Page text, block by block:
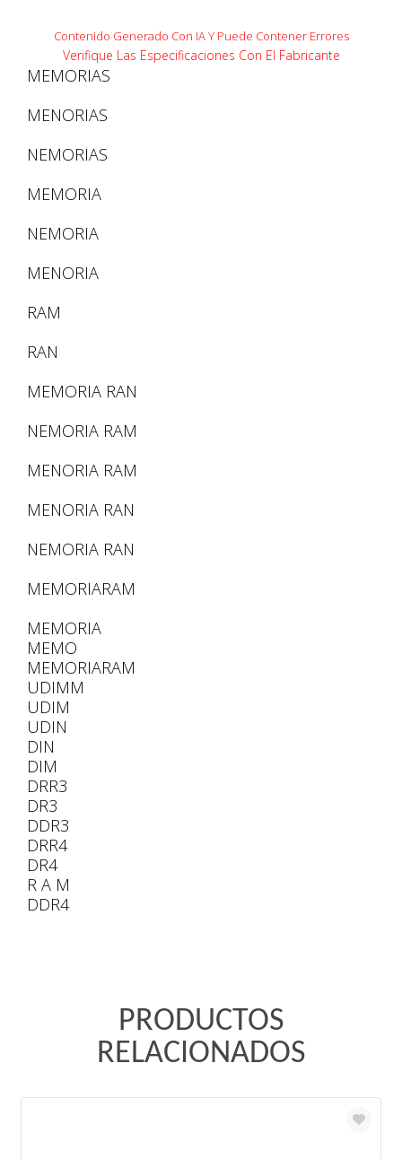
Contenido Generado Con IA Y Puede Contener Errores
Verifique Las Especificaciones Con El Fabricante
MEMORIAS
MENORIAS
NEMORIAS
MEMORIA
NEMORIA
MENORIA
RAM
RAN
MEMORIA RAN
NEMORIA RAM
MENORIA RAM
MENORIA RAN
NEMORIA RAN
MEMORIARAM
MEMORIA
MEMO
MEMORIARAM
UDIMM
UDIM
UDIN
DIN
DIM
DRR3
DR3
DDR3
DRR4
DR4
R A M
DDR4
PRODUCTOS
RELACIONADOS